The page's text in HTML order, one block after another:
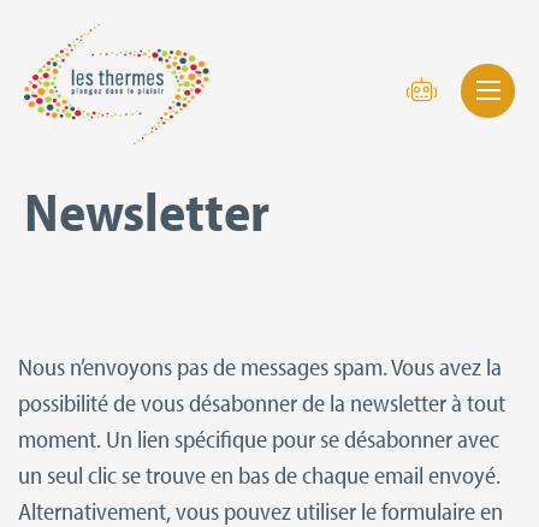
Newsletter
Nous n’envoyons pas de messages spam. Vous avez la
possibilité de vous désabonner de la newsletter à tout
moment. Un lien spécifique pour se désabonner avec
un seul clic se trouve en bas de chaque email envoyé.
Alternativement, vous pouvez utiliser le formulaire en